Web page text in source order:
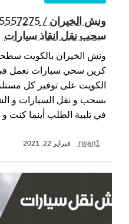
سحب نقل انقاذ سيارات
ونش الخيران بالكويت
كرين سحي سيارات نعمل
الكويت على توفير كل
بسحب و نقل السيارات و
في تلبية الطلب أينما كنت
rwan1 فبراير 22, 2021